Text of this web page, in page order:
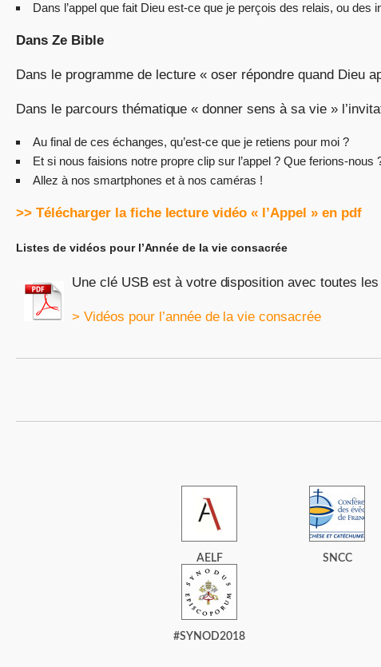
Dans l’appel que fait Dieu est-ce que je perçois des relais, ou des
Dans Ze Bible
Dans le programme de lecture « oser répondre quand Dieu
Dans le parcours thématique « donner sens à sa vie »
Au final de ces échanges, qu’est-ce que je retiens pour moi ?
Et si nous faisions notre propre clip sur l’appel ? Que ferions-nous
Allez à nos smartphones et à nos caméras !
>> Télécharger la fiche lecture vidéo « l’Appel » en pdf
Listes de vidéos pour l’Année de la vie consacrée
Une clé USB est à votre disposition avec toutes
> Vidéos pour l’année de la vie consacrée
AELF SNCC
#SYNOD2018